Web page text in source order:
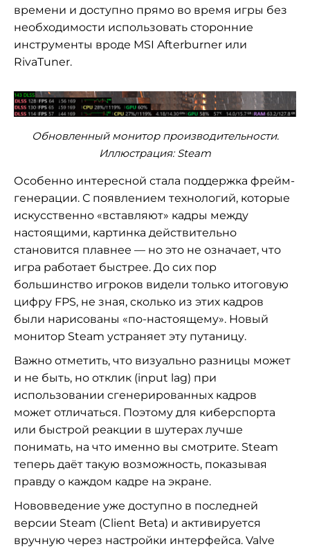
времени и доступно прямо во время игры без
необходимости использовать сторонние
инструменты вроде MSI Afterburner или
RivaTuner.
Обновленный монитор производительности.
Иллюстрация: Steam
Особенно интересной стала поддержка фрейм-
генерации. С появлением технологий, которые
искусственно «вставляют» кадры между
настоящими, картинка действительно
становится плавнее — но это не означает, что
игра работает быстрее. До сих пор
большинство игроков видели только итоговую
цифру FPS, не зная, сколько из этих кадров
были нарисованы «по-настоящему». Новый
монитор Steam устраняет эту путаницу.
Важно отметить, что визуально разницы может
и не быть, но отклик (input lag) при
использовании сгенерированных кадров
может отличаться. Поэтому для киберспорта
или быстрой реакции в шутерах лучше
понимать, на что именно вы смотрите. Steam
теперь даёт такую возможность, показывая
правду о каждом кадре на экране.
Нововведение уже доступно в последней
версии Steam (Client Beta) и активируется
вручную через настройки интерфейса. Valve